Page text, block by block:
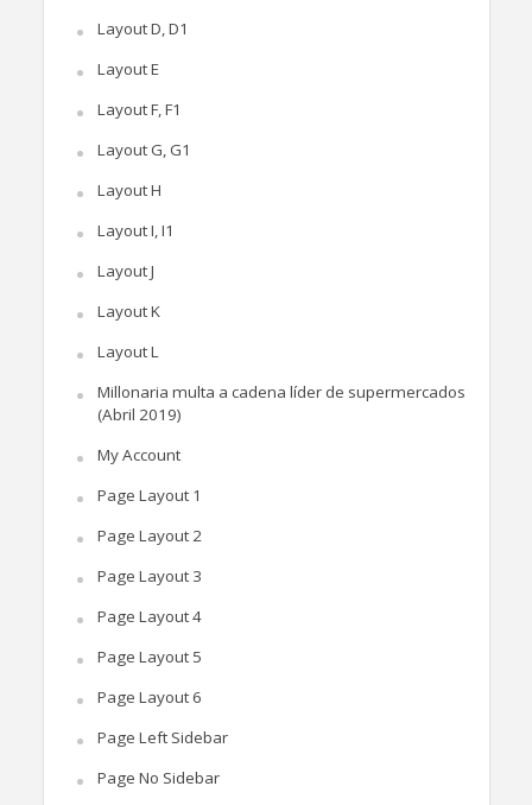
Layout D, D1
Layout E
Layout F, F1
Layout G, G1
Layout H
Layout I, I1
Layout J
Layout K
Layout L
Millonaria multa a cadena líder de supermercados
(Abril 2019)
My Account
Page Layout 1
Page Layout 2
Page Layout 3
Page Layout 4
Page Layout 5
Page Layout 6
Page Left Sidebar
Page No Sidebar